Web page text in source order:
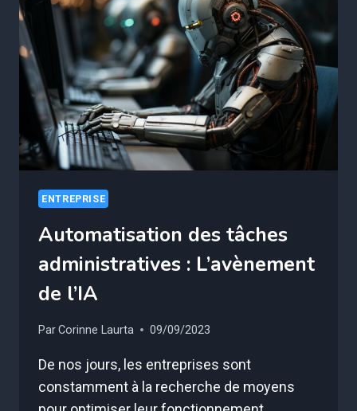
TRANSFORMATION
NUMÉRIQUE
ENTREPRISE
Automatisation des tâches
administratives : L’avènement
de l’IA
ParCorinne Laurta 09/09/2023
De nos jours, les entreprises sont
constamment à la recherche de moyens